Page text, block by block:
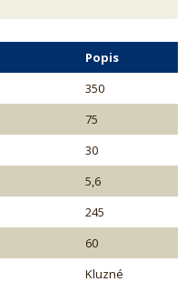
Popis
350
75
30
5,6
245
60
Kluzné